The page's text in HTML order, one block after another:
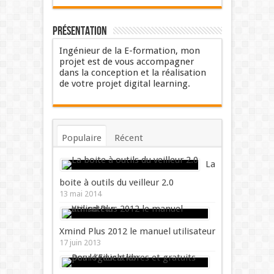
Présentation
Ingénieur de la E-formation, mon
projet est de vous accompagner
dans la conception et la réalisation
de votre projet digital learning.
Populaire Récent
Commentaires Mots-clés
La
boite à outils du veilleur 2.0
13 mai 2014
Xmind Plus 2012 le manuel utilisateur
17 juin 2013